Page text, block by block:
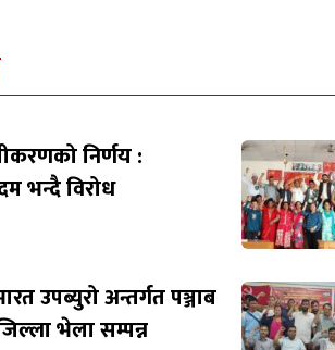
निर्णय :
भन्दै विरोध
उपब्युरो अन्तर्गत पञ्जाब
भेला सम्पन्न